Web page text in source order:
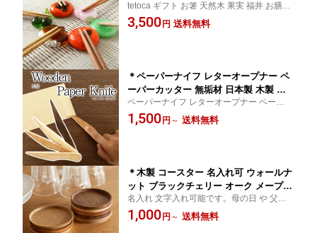
フト プレゼント 国産 ウッディ セット
蜜蝋 hasi 箸
tetoca ギフト お箸 天然木 果実 福井 お膳 国
産 お祝い 撥水 水洗い 洗える ギフト プレゼ
ント 国産 セット 蜜蝋 hasi 箸
3,500 円 送料無料
＊ペーパーナイフ レターオープナー ペ
ーパーカッター 無垢材 日本製 木製 天
然木 ナチュラル シンプル 野中木工所
ペーパーナイフ レターオープナー ペーパー
カッター 無垢材 日本製 木製 天然木 ナチュ
ラル シンプル 野中木工所
1,500 円 ～ 送料無料
＊木製 コースター 名入れ可 ウォールナ
ット ブラックチェリー オーク メープル
天然木 おしゃれ 北欧 小皿 プレート 木
皿 国産 大川 撥水 水洗い 洗える ギフト
名入れ 文字入れ可能です。母の日 や 父の
日 など、プレゼントに最適。
1,000 円 ～ 送料無料